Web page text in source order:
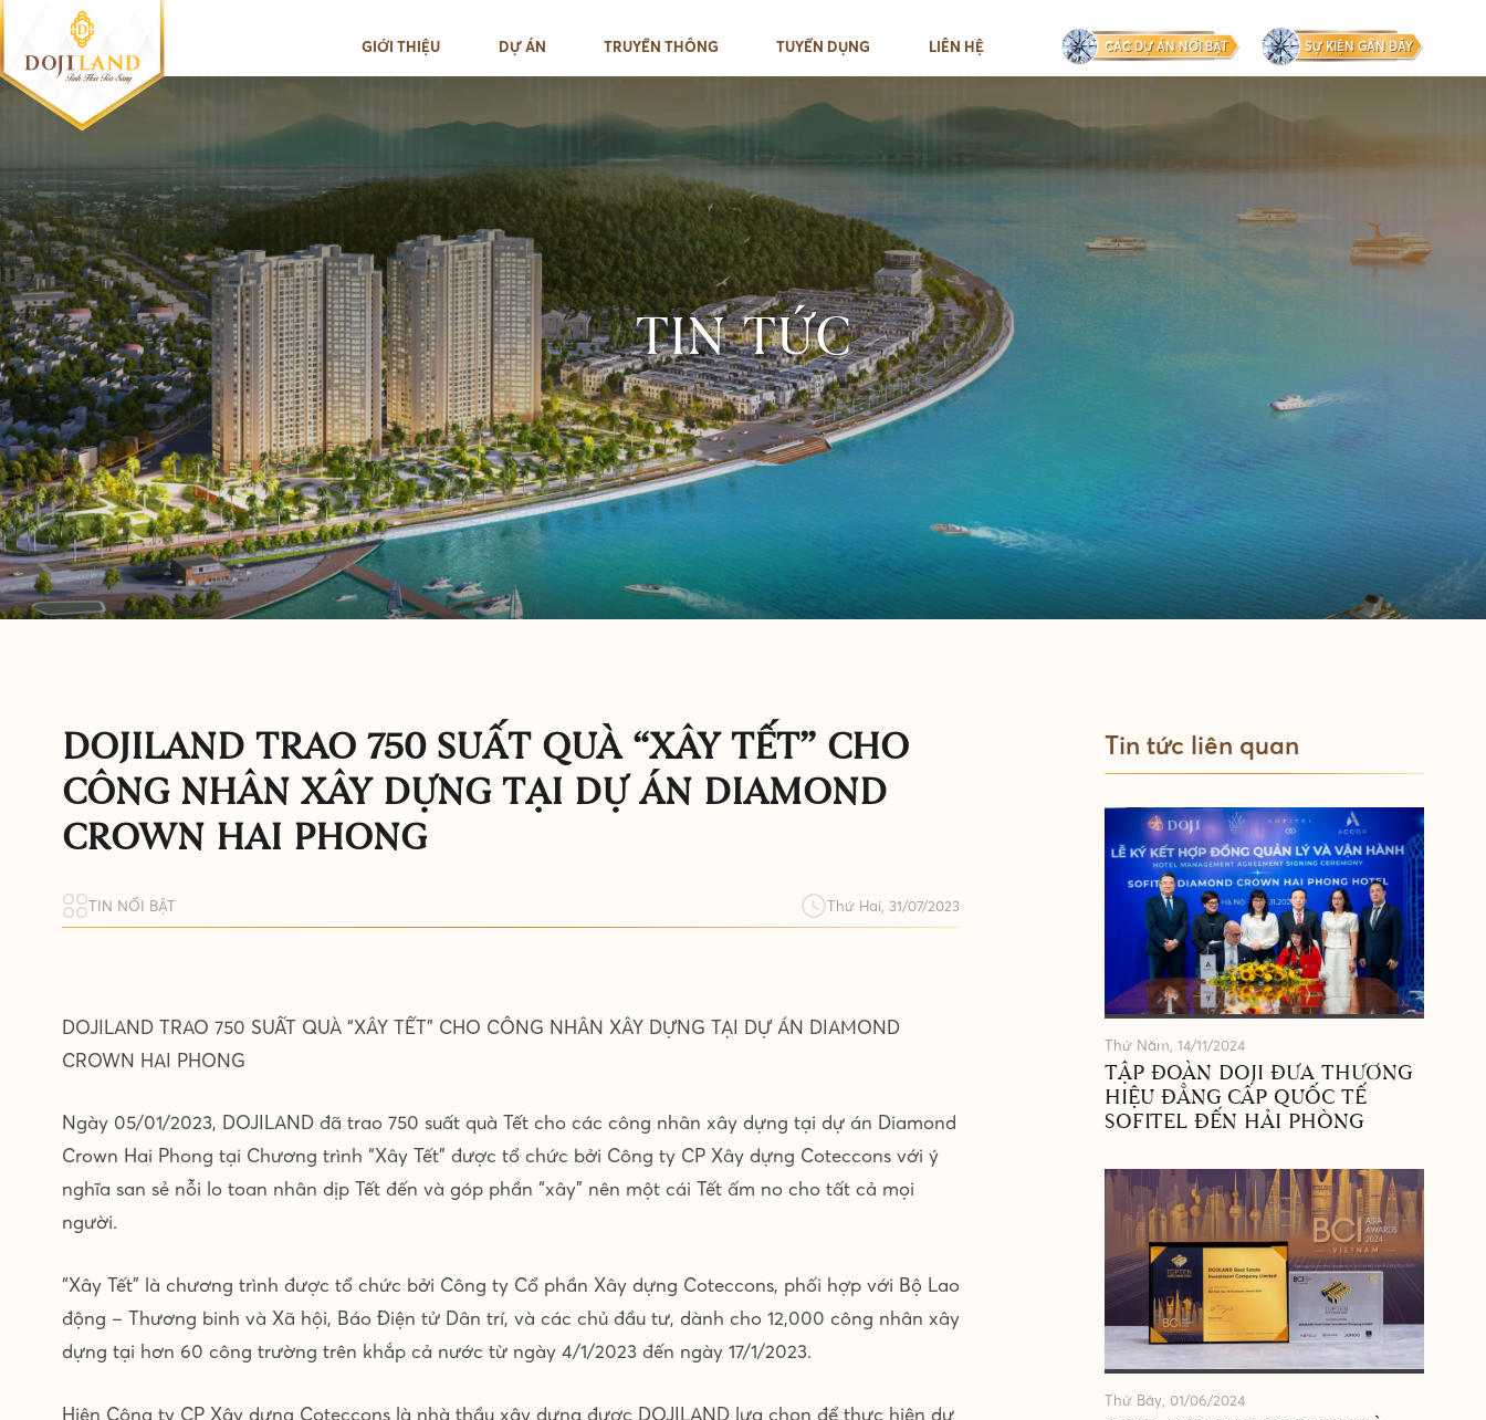
GIỚI THIỆU DỰ ÁN TRUYỀN THÔNG TUYỂN DỤNG LIÊN HỆ CÁC DỰ ÁN NỔI BẬT SỰ KIỆN GẦN ĐÂY
TIN TỨC
DOJILAND TRAO 750 SUẤT QUÀ “XÂY TẾT” CHO
CÔNG NHÂN XÂY DỰNG TẠI DỰ ÁN DIAMOND
CROWN HAI PHONG
TIN NỔI BẬT Thứ Hai, 31/07/2023
DOJILAND TRAO 750 SUẤT QUÀ “XÂY TẾT” CHO CÔNG NHÂN XÂY DỰNG TẠI DỰ ÁN DIAMOND
CROWN HAI PHONG
Ngày 05/01/2023, DOJILAND đã trao 750 suất quà Tết cho các công nhân xây dựng tại dự án Diamond
Crown Hai Phong tại Chương trình “Xây Tết” được tổ chức bởi Công ty CP Xây dựng Coteccons với ý
nghĩa san sẻ nỗi lo toan nhân dịp Tết đến và góp phần “xây” nên một cái Tết ấm no cho tất cả mọi
người.
“Xây Tết” là chương trình được tổ chức bởi Công ty Cổ phần Xây dựng Coteccons, phối hợp với Bộ Lao
động – Thương binh và Xã hội, Báo Điện tử Dân trí, và các chủ đầu tư, dành cho 12,000 công nhân xây
dựng tại hơn 60 công trường trên khắp cả nước từ ngày 4/1/2023 đến ngày 17/1/2023.
Hiện Công ty CP Xây dựng Coteccons là nhà thầu xây dựng được DOJILAND lựa chọn để thực hiện dự
Tin tức liên quan
Thứ Năm, 14/11/2024
TẬP ĐOÀN DOJI ĐƯA THƯƠNG
HIỆU ĐẲNG CẤP QUỐC TẾ
SOFITEL ĐẾN HẢI PHÒNG
Thứ Bảy, 01/06/2024